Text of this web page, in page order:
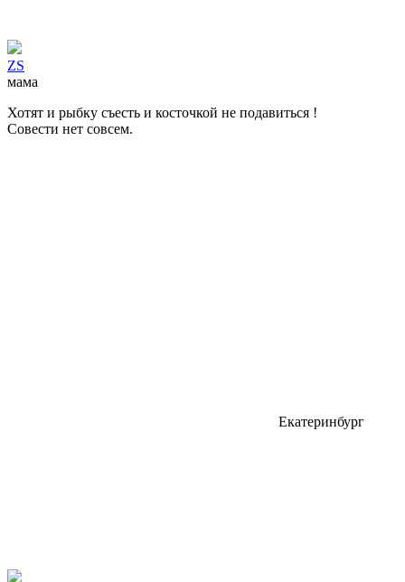
ZS
мама
Хотят и рыбку съесть и косточкой не подавиться !
Совести нет совсем.
Екатеринбург